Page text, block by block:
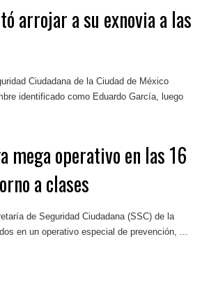
arrojar a su exnovia a las
Ciudadana de la Ciudad de México
identificado como Eduardo García, luego
mega operativo en las 16
a clases
de Seguridad Ciudadana (SSC) de la
en un operativo especial de prevención, ...